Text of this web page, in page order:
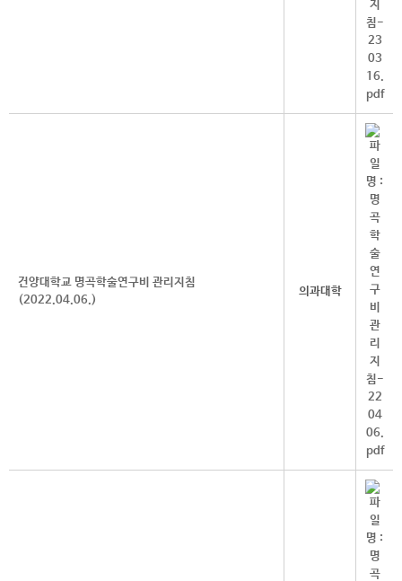
건양대학교 명곡학술연구비 관리지침
(2022.04.06.)
의과대학